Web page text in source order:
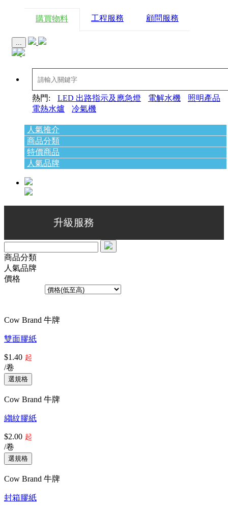
購買物料 工程服務 顧問服務
...
熱門: LED 出路指示及應急燈 電解水機
照明產品
電熱水爐
冷氣機
人氣推介
商品分類
特價商品
人氣品牌
升級服務
商品分類
人氣品牌
價格
Cow Brand 牛牌
雙面膠紙
$1.40 起
/卷
Cow Brand 牛牌
縐紋膠紙
$2.00 起
/卷
Cow Brand 牛牌
封箱膠紙